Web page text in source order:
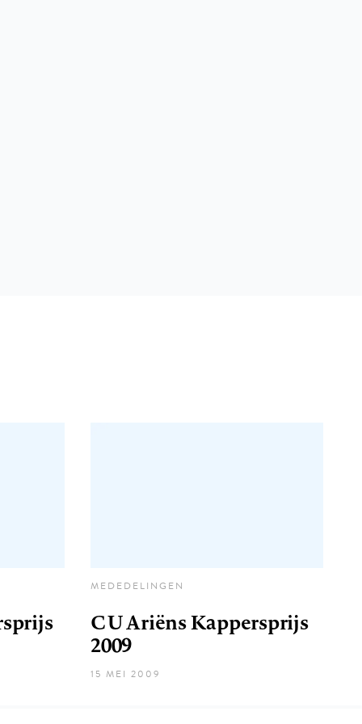
MEDEDELINGEN
CU Ariëns Kappersprijs
2009
15 MEI 2009